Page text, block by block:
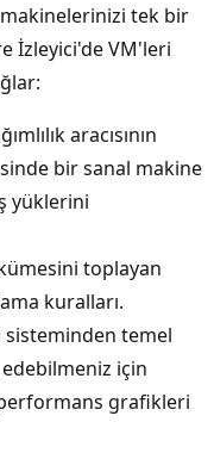
tek bir
İzleyici'de VM'leri
aracısının
bir sanal makine
yüklerini
toplayan
kuralları.
temel
için
grafikleri